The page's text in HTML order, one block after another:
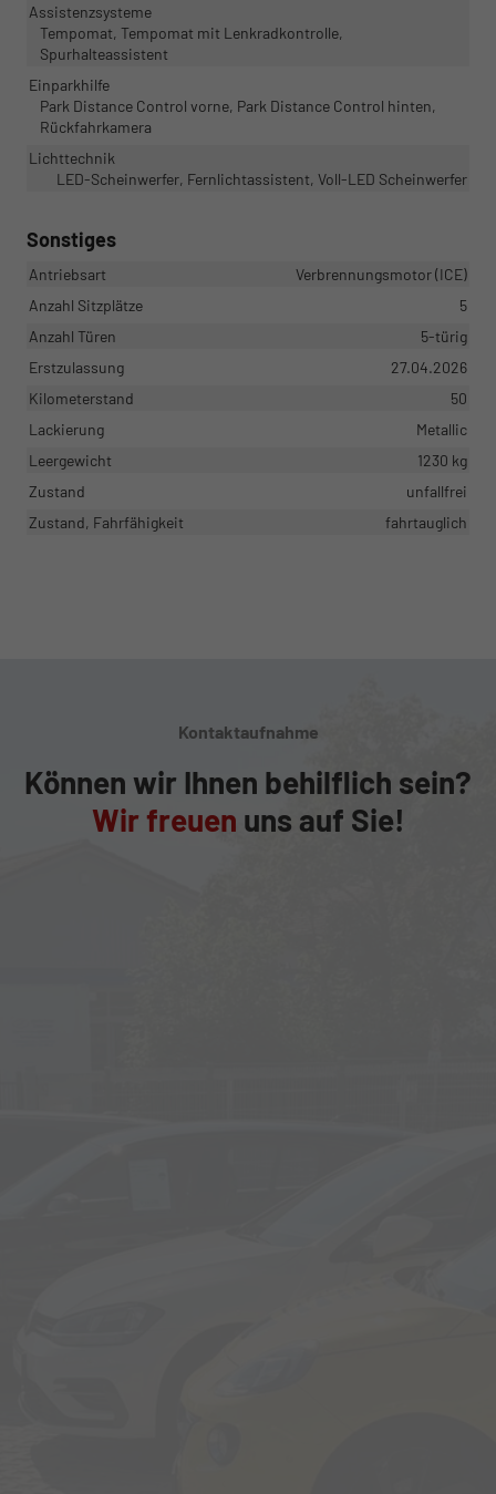
Assistenzsysteme
Tempomat, Tempomat mit Lenkradkontrolle,
Spurhalteassistent
Einparkhilfe
Park Distance Control vorne, Park Distance Control hinten,
Rückfahrkamera
Lichttechnik
LED-Scheinwerfer, Fernlichtassistent, Voll-LED Scheinwerfer
Sonstiges
Antriebsart
Verbrennungsmotor (ICE)
Anzahl Sitzplätze
5
Anzahl Türen
5-türig
Erstzulassung
27.04.2026
Kilometerstand
50
Lackierung
Metallic
Leergewicht
1230 kg
Zustand
unfallfrei
Zustand, Fahrfähigkeit
fahrtauglich
Kontaktaufnahme
Können wir Ihnen behilflich sein?
Wir freuen uns auf Sie!